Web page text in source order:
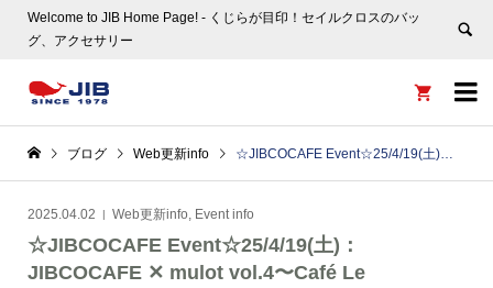
Welcome to JIB Home Page! ‐ くじらが目印！セイルクロスのバッ
グ、アクセサリー


ブログ Web更新info ☆JIBCOCAFE Event☆25/4/19(土)：JIBCOCAFE ✕ mulot vol.4〜Café Le Printemps〜
2025.04.02 Web更新info, Event info
☆JIBCOCAFE Event☆25/4/19(土)：
JIBCOCAFE ✕ mulot vol.4〜Café Le